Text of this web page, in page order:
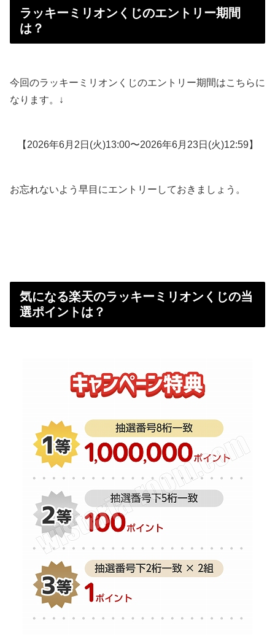
ラッキーミリオンくじのエントリー期間
は？
今回のラッキーミリオンくじのエントリー期間はこちらに
なります。↓
【2026年6月2日(火)13:00〜2026年6月23日(火)12:59】
お忘れないよう早目にエントリーしておきましょう。
気になる楽天のラッキーミリオンくじの当
選ポイントは？